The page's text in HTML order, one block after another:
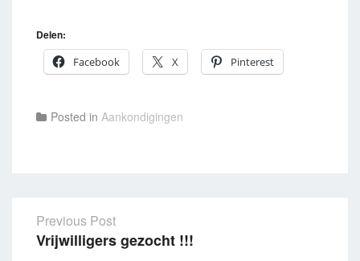
Delen:
Facebook
X Pinterest
Posted in Aankondigingen
Post
Previous Post
Vrijwilligers gezocht !!!